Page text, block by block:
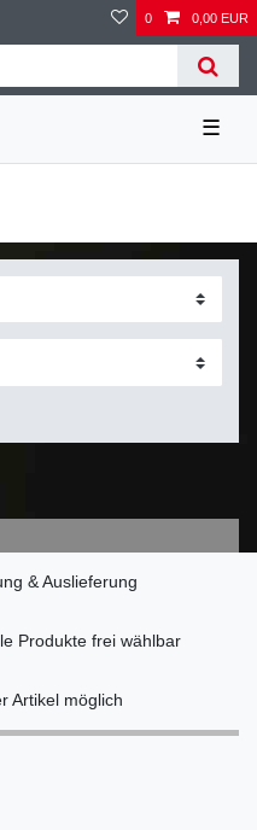
0 0,00 EUR
☰
& Auslieferung
Produkte frei wählbar
Artikel möglich